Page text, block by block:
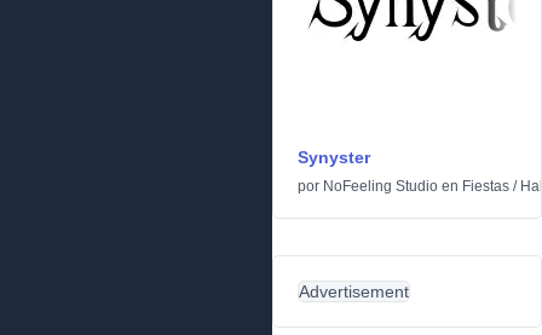
Synyster
por NoFeeling Studio en Fiestas /
Advertisement